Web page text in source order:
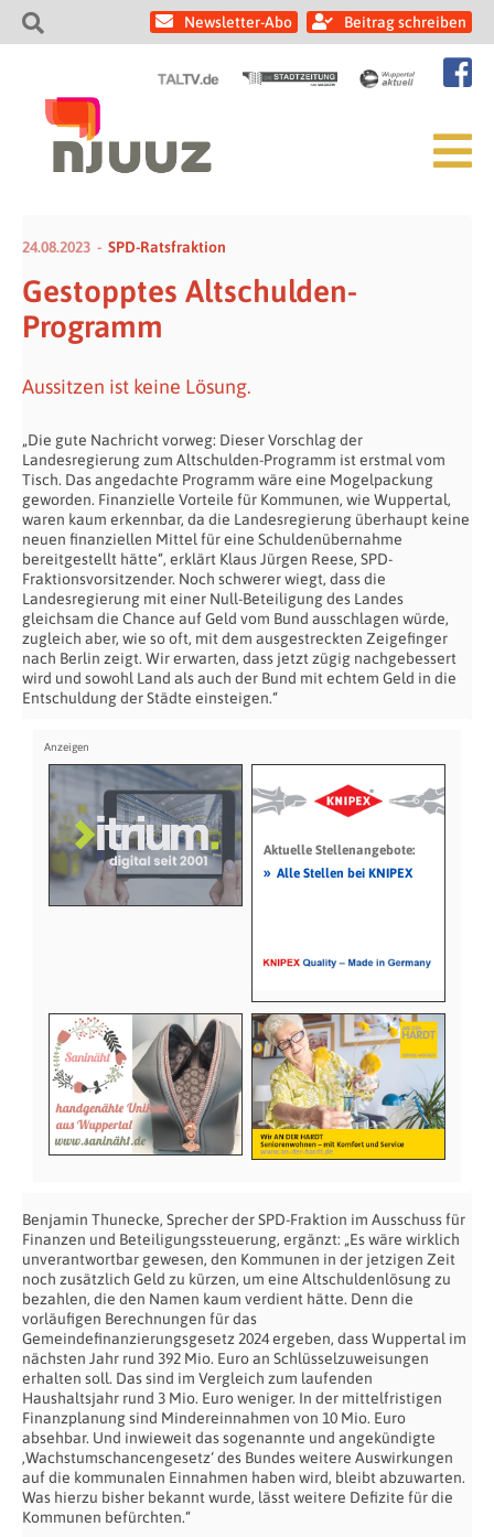
Newsletter-Abo Beitrag schreiben
24.08.2023 SPD-Ratsfraktion
Gestopptes Altschulden-
Programm
Aussitzen ist keine Lösung.
„Die gute Nachricht vorweg: Dieser Vorschlag der
Landesregierung zum Altschulden-Programm ist erstmal vom
Tisch. Das angedachte Programm wäre eine Mogelpackung
geworden. Finanzielle Vorteile für Kommunen, wie Wuppertal,
waren kaum erkennbar, da die Landesregierung überhaupt keine
neuen finanziellen Mittel für eine Schuldenübernahme
bereitgestellt hätte“, erklärt Klaus Jürgen Reese, SPD-
Fraktionsvorsitzender. Noch schwerer wiegt, dass die
Landesregierung mit einer Null-Beteiligung des Landes
gleichsam die Chance auf Geld vom Bund ausschlagen würde,
zugleich aber, wie so oft, mit dem ausgestreckten Zeigefinger
nach Berlin zeigt. Wir erwarten, dass jetzt zügig nachgebessert
wird und sowohl Land als auch der Bund mit echtem Geld in die
Entschuldung der Städte einsteigen.“
Aktuelle Stellenangebote:
» Alle Stellen bei KNIPEX
Benjamin Thunecke, Sprecher der SPD-Fraktion im Ausschuss für
Finanzen und Beteiligungssteuerung, ergänzt: „Es wäre wirklich
unverantwortbar gewesen, den Kommunen in der jetzigen Zeit
noch zusätzlich Geld zu kürzen, um eine Altschuldenlösung zu
bezahlen, die den Namen kaum verdient hätte. Denn die
vorläufigen Berechnungen für das
Gemeindefinanzierungsgesetz 2024 ergeben, dass Wuppertal im
nächsten Jahr rund 392 Mio. Euro an Schlüsselzuweisungen
erhalten soll. Das sind im Vergleich zum laufenden
Haushaltsjahr rund 3 Mio. Euro weniger. In der mittelfristigen
Finanzplanung sind Mindereinnahmen von 10 Mio. Euro
absehbar. Und inwieweit das sogenannte und angekündigte
‚Wachstumschancengesetz‘ des Bundes weitere Auswirkungen
auf die kommunalen Einnahmen haben wird, bleibt abzuwarten.
Was hierzu bisher bekannt wurde, lässt weitere Defizite für die
Kommunen befürchten.“